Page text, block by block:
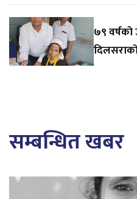
७९ वर्षको
सम्बन्धित खबर